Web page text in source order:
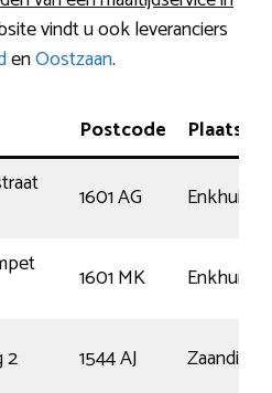
vindt u ook leveranciers
enOostzaan.
Postcode
Plaats
1601 AG
Enkhuizen
1601 MK
Enkhuizen
2 1544 AJ
Zaandijk